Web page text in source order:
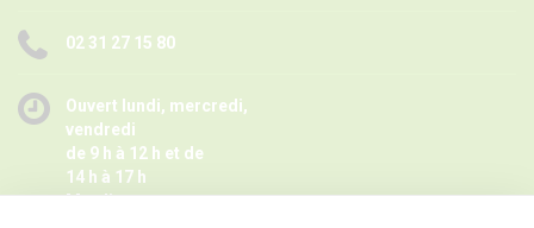
02 31 27 15 80
Ouvert lundi, mercredi,
vendredi
de 9 h à 12 h et de
14 h à 17 h
Mardi